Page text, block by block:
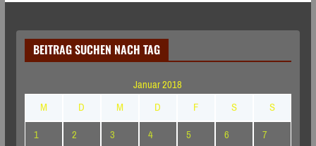
BEITRAG SUCHEN NACH TAG
Januar 2018
M
D M D F S
S
1
2 3 4 5 6
7